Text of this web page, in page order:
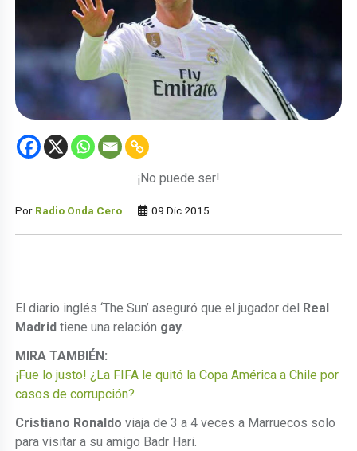
¡No puede ser!
Por Radio Onda Cero 09 Dic 2015
El diario inglés ‘The Sun’ aseguró que el jugador del Real
Madrid tiene una relación gay
MIRA TAMBIÉN:
¡Fue lo justo! ¿La FIFA le quitó la Copa América a Chile por
casos de corrupción?
Cristiano Ronaldo viaja de 3 a 4 veces a Marruecos solo
para visitar a su amigo Badr Hari.